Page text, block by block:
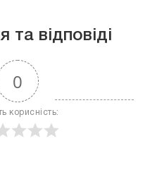
та відповіді
0
корисність: